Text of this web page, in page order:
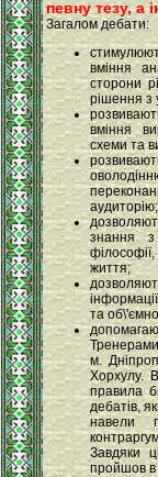
певну тезу, а
Загалом дебати:
вміння
сторони
рішення з
вміння
схеми та
аудиторію;
знання з
життя;
та
Тренерами
м.
Хорхулу.
правила
дебатів,
навели
Завдяки
пройшов в